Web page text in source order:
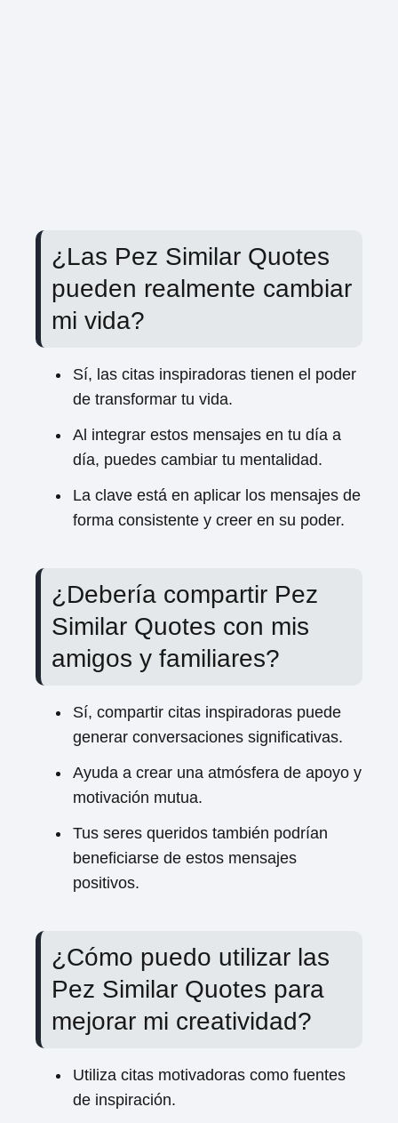
¿Las Pez Similar Quotes
pueden realmente cambiar
mi vida?
Sí, las citas inspiradoras tienen el poder
de transformar tu vida.
Al integrar estos mensajes en tu día a
día, puedes cambiar tu mentalidad.
La clave está en aplicar los mensajes de
forma consistente y creer en su poder.
¿Debería compartir Pez
Similar Quotes con mis
amigos y familiares?
Sí, compartir citas inspiradoras puede
generar conversaciones significativas.
Ayuda a crear una atmósfera de apoyo y
motivación mutua.
Tus seres queridos también podrían
beneficiarse de estos mensajes
positivos.
¿Cómo puedo utilizar las
Pez Similar Quotes para
mejorar mi creatividad?
Utiliza citas motivadoras como fuentes
de inspiración.